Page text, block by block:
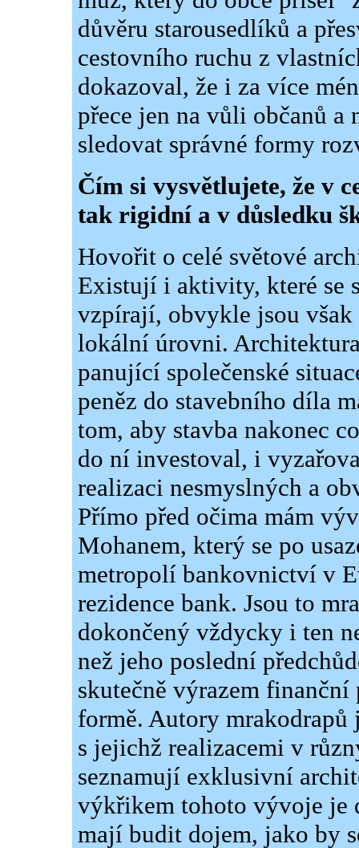
důvěru starousedlíků a
cestovního ruchu z
dokazoval, že i za více
přece jen na vůli občanů a
sledovat správné formy
Čím si vysvětlujete, že v
tak rigidní a v důsledku
Hovořit o celé světové
Existují i aktivity, které se
vzpírají, obvykle jsou však
lokální úrovni.
panující společenské
peněz do stavebního díla
tom, aby stavba nakonec
do ní investoval, i
realizaci nesmyslných a
Přímo před očima mám
Mohanem, který se po
metropolí bankovnictví v
rezidence bank. Jsou to
dokončený vždycky i ten
než jeho poslední
skutečně výrazem
formě. Autory
s jejichž realizacemi v
seznamují exklusivní
výkřikem tohoto vývoje je
mají budit dojem, jako by